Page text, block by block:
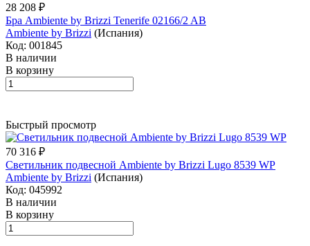
28 208 ₽
Бра Ambiente by Brizzi Tenerife 02166/2 AB
Ambiente by Brizzi (Испания)
Код: 001845
В наличии
В корзину
Быстрый просмотр
70 316 ₽
Светильник подвесной Ambiente by Brizzi Lugo 8539 WP
Ambiente by Brizzi (Испания)
Код: 045992
В наличии
В корзину